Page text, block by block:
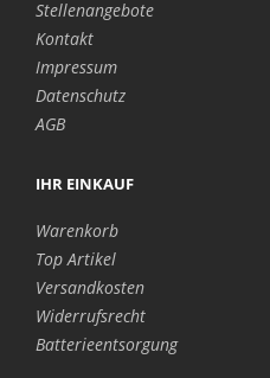
Stellenangebote
Kontakt
Impressum
Datenschutz
AGB
IHR EINKAUF
Warenkorb
Top Artikel
Versandkosten
Widerrufsrecht
Batterieentsorgung